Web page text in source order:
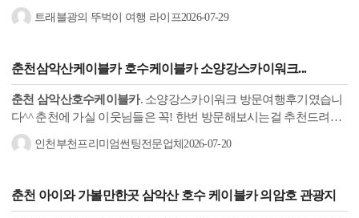
삼악산 데크길 5. 방문 솔직 후기
트래블광의 뚜벅이 여행 라이프2026-07-29
춘천삼악산케이블카 호수케이블카소양강스카이워크...
춘천 삼악산호수케이블카. 소양강스카이워크 방문여행후기였습니
다^^ 춘천에 가실 이웃님들은 꼭! 한번 방문해보시는걸 추천드려요
~~ 이상! 부천TST이팀장이였습니다. 감사합니다. #삼악산케이블카
#삼악산호수...
인천부천프리미엄썬팅전문업체2026-07-20
춘천 아이와 가볼만한곳삼악산 호수 케이블카의암호 관광지